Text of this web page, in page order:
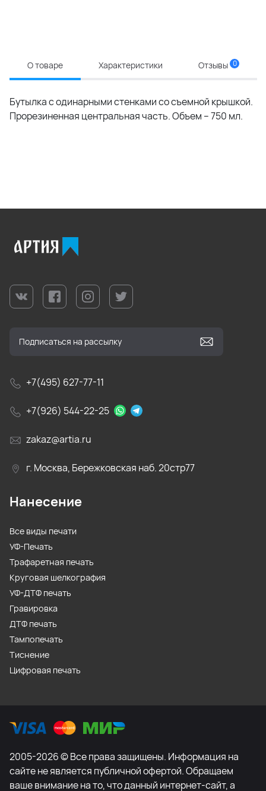
О товаре Характеристики Отзывы 0
Бутылка с одинарными стенками со съемной крышкой.
Прорезиненная центральная часть. Объем – 750 мл.
+7(495) 627-77-11
+7(926) 544-22-25
zakaz@artia.ru
г. Москва, Бережковская наб. 20стр77
Нанесение
Все виды печати
УФ-Печать
Трафаретная печать
Круговая шелкография
УФ-ДТФ печать
Гравировка
ДТФ печать
Тампопечать
Тиснение
Цифровая печать
2005-2026 © Все права защищены. Информация на
сайте не является публичной офертой. Обращаем
ваше внимание на то, что данный интернет-сайт, а